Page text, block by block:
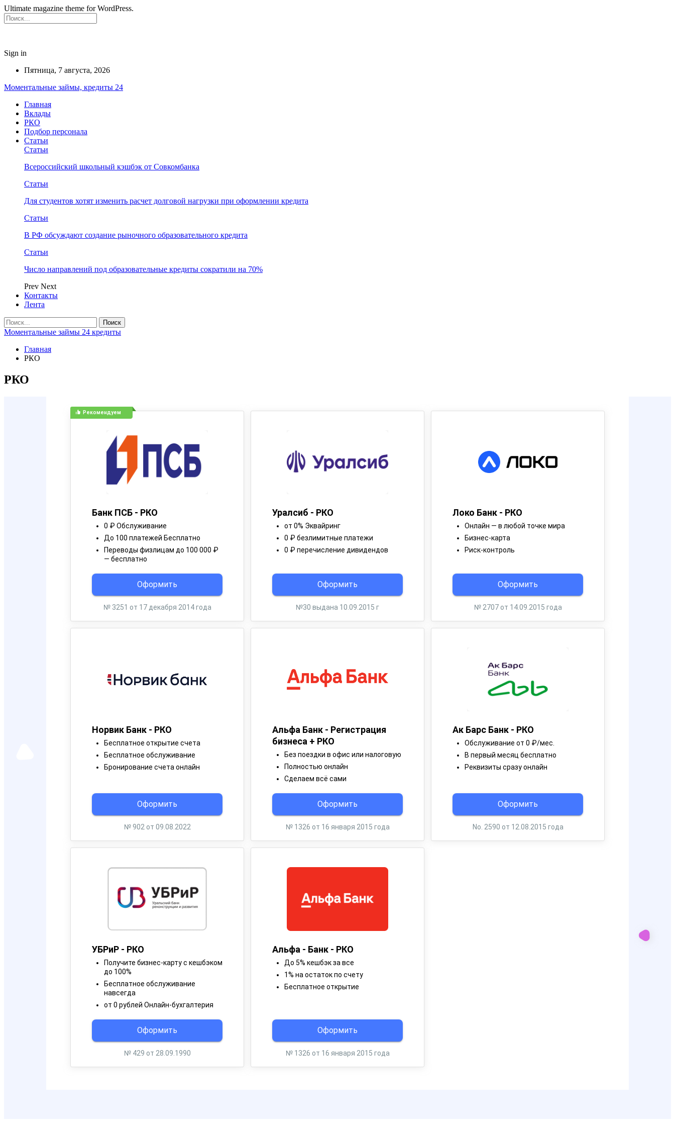
Ultimate magazine theme for WordPress.
Sign in
Пятница, 7 августа, 2026
Моментальные займы, кредиты 24
Главная
Вклады
РКО
Подбор персонала
Статьи
Статьи
Всероссийский школьный кэшбэк от Совкомбанка
Статьи
Для студентов хотят изменить расчет долговой нагрузки при оформлении кредита
Статьи
В РФ обсуждают создание рыночного образовательного кредита
Статьи
Число направлений под образовательные кредиты сократили на 70%
Prev Next
Контакты
Лента
Моментальные займы 24 кредиты
Главная
РКО
РКО